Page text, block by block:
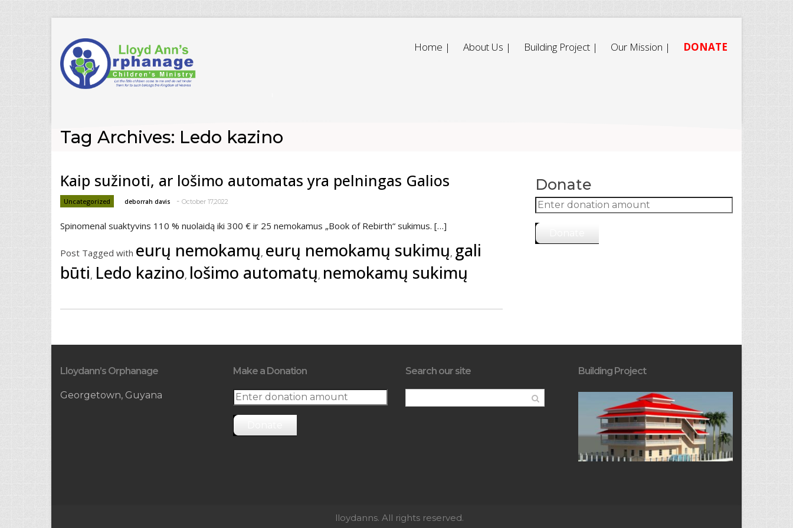
Home | About Us | Building Project | Our Mission | DONATE
Tag Archives: Ledo kazino
Kaip sužinoti, ar lošimo automatas yra pelningas Galios
Uncategorized deborrah davis - October 17,2022
Spinomenal suaktyvins 110 % nuolaidą iki 300 € ir 25 nemokamus „Book of Rebirth“ sukimus. […]
Post Tagged with eurų nemokamų, eurų nemokamų sukimų, gali
būti, Ledo kazino, lošimo automatų, nemokamų sukimų
Donate
Lloydann’s Orphanage
Georgetown, Guyana
Make a Donation Search our site Building Project
lloydanns. All rights reserved.